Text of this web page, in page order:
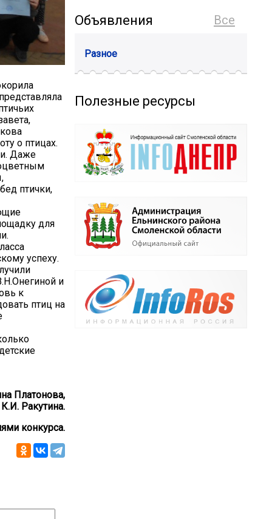
о птицах.
Даже
птички,
для
успеху.
и
к
птиц на
Платонова,
Ракутина.
конкурса.
Все
Объявления
Разное
Полезные ресурсы